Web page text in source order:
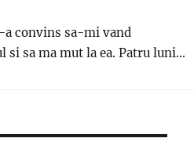
a convins sa-mi vand
si sa ma mut la ea. Patru luni...